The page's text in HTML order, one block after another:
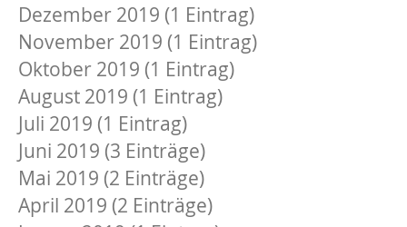
Dezember 2019 (1 Eintrag)
November 2019 (1 Eintrag)
Oktober 2019 (1 Eintrag)
August 2019 (1 Eintrag)
Juli 2019 (1 Eintrag)
Juni 2019 (3 Einträge)
Mai 2019 (2 Einträge)
April 2019 (2 Einträge)